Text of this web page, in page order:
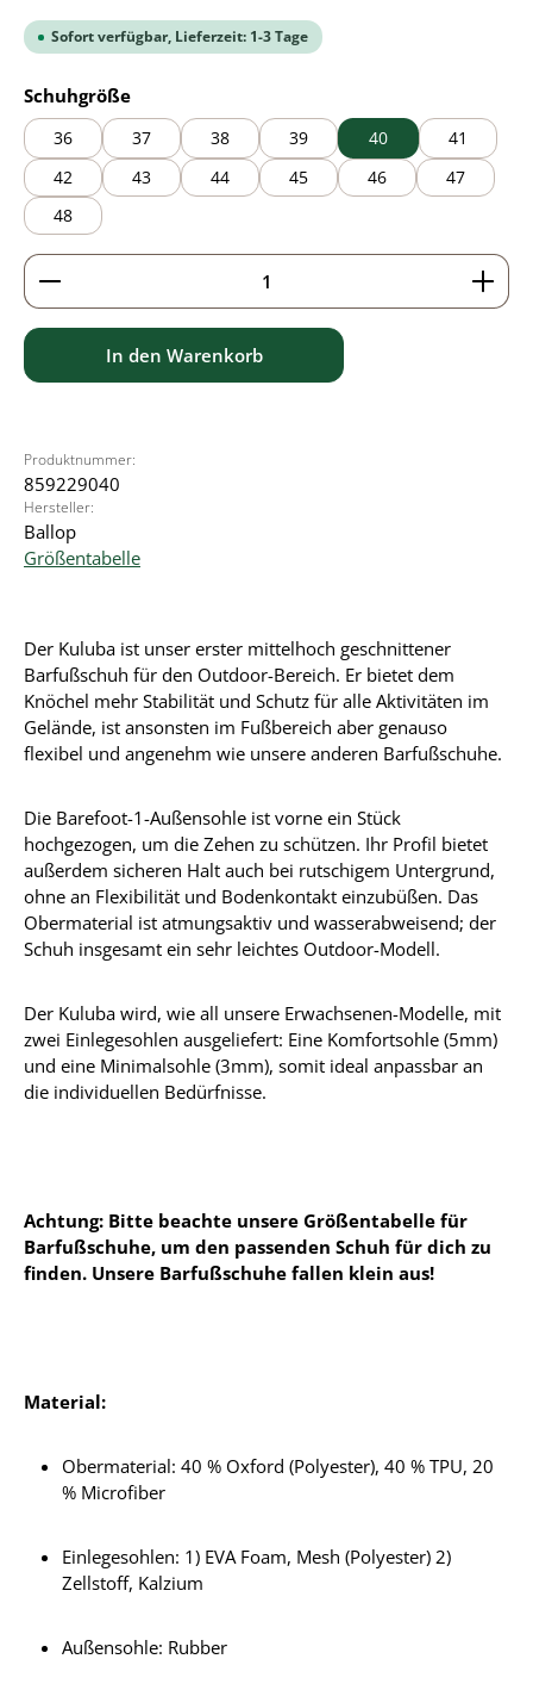
Sofort verfügbar, Lieferzeit: 1-3 Tage
Schuhgrößeauswählen
36 37 38 39 40
41
42
43 44 45 46
47
48
Produkt Anzahl: Gib den gewünschten Wert ein
In den Warenkorb
Produktnummer:
859229040
Hersteller:
Ballop
Größentabelle
Der Kuluba ist unser erster mittelhoch geschnittener
Barfußschuh für den Outdoor-Bereich. Er bietet dem
Knöchel mehr Stabilität und Schutz für alle Aktivitäten im
Gelände, ist ansonsten im Fußbereich aber genauso
flexibel und angenehm wie unsere anderen Barfußschuhe.
Die Barefoot-1-Außensohle ist vorne ein Stück
hochgezogen, um die Zehen zu schützen. Ihr Profil bietet
außerdem sicheren Halt auch bei rutschigem Untergrund,
ohne an Flexibilität und Bodenkontakt einzubüßen. Das
Obermaterial ist atmungsaktiv und wasserabweisend; der
Schuh insgesamt ein sehr leichtes Outdoor-Modell.
Der Kuluba wird, wie all unsere Erwachsenen-Modelle, mit
zwei Einlegesohlen ausgeliefert: Eine Komfortsohle (5mm)
und eine Minimalsohle (3mm), somit ideal anpassbar an
die individuellen Bedürfnisse.
Achtung: Bitte beachte unsere Größentabelle für
Barfußschuhe, um den passenden Schuh für dich zu
finden. Unsere Barfußschuhe fallen klein aus!
Material:
Obermaterial: 40 % Oxford (Polyester), 40 % TPU, 20
% Microfiber
Einlegesohlen: 1) EVA Foam, Mesh (Polyester) 2)
Zellstoff, Kalzium
Außensohle: Rubber